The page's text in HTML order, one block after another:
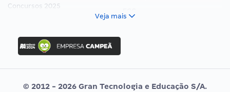
Concursos 2025
Concurso Ibama
Concurso MPU
Editais publicados
Vunesp
Veja mais
© 2012 - 2026 Gran Tecnologia e Educação S/A.